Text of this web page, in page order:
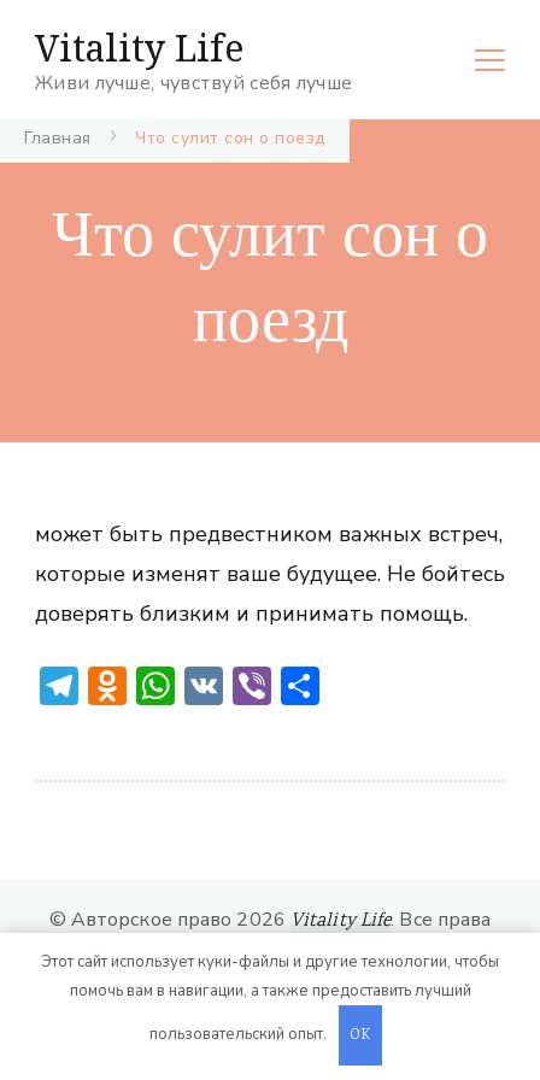
Vitality Life
Живи лучше, чувствуй себя лучше
Главная Что сулит сон о поезд
Что сулит сон о
поезд
может быть предвестником важных встреч,
которые изменят ваше будущее. Не бойтесь
доверять близким и принимать помощь.
Telegram
Odnoklassniki
WhatsApp
VKViber
© Авторское право 2026 Vitality Life. Все права
защищены.CoachPress Lite | от автора
Blossom Themes. На платформеWordPress.
Этот сайт использует куки-файлы и другие технологии, чтобы
помочь вам в навигации, а также предоставить лучший
пользовательский опыт.
OK